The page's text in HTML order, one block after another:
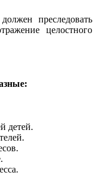
преследовать
целостного
детей.